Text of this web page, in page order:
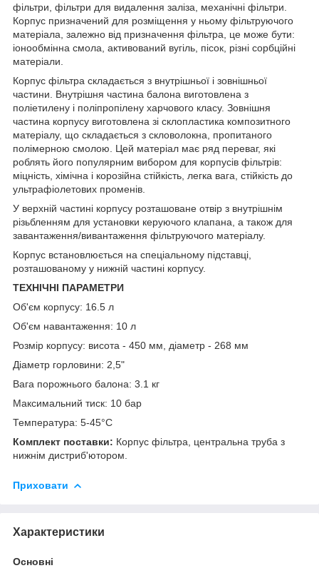
фільтри, фільтри для видалення заліза, механічні фільтри.
Корпус призначений для розміщення у ньому фільтруючого
матеріала, залежно від призначення фільтра, це може бути:
іонообмінна смола, активований вугіль, пісок, різні сорбційні
матеріали.
Корпус фільтра складається з внутрішньої і зовнішньої
частини. Внутрішня частина балона виготовлена з
поліетилену і поліпропілену харчового класу. Зовнішня
частина корпусу виготовлена зі склопластика композитного
матеріалу, що складається з скловолокна, пропитаного
полімерною смолою. Цей матеріал має ряд переваг, які
роблять його популярним вибором для корпусів фільтрів:
міцність, хімічна і корозійна стійкість, легка вага, стійкість до
ультрафіолетових променів.
У верхній частині корпусу розташоване отвір з внутрішнім
різьбленням для установки керуючого клапана, а також для
завантаження/вивантаження фільтруючого матеріалу.
Корпус встановлюється на спеціальному підставці,
розташованому у нижній частині корпусу.
ТЕХНІЧНІ ПАРАМЕТРИ
Об'єм корпусу: 16.5 л
Об'єм навантаження: 10 л
Розмір корпусу: висота - 450 мм, діаметр - 268 мм
Діаметр горловини: 2,5"
Вага порожнього балона: 3.1 кг
Максимальний тиск: 10 бар
Температура: 5-45°С
Комплект поставки: Корпус фільтра, центральна труба з
нижнім дистриб'ютором.
Приховати
Характеристики
Основні